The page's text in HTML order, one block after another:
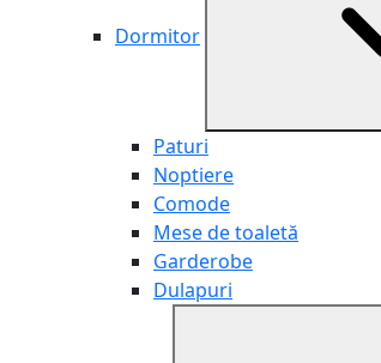
Dormitor
Paturi
Noptiere
Comode
Mese de toaletă
Garderobe
Dulapuri